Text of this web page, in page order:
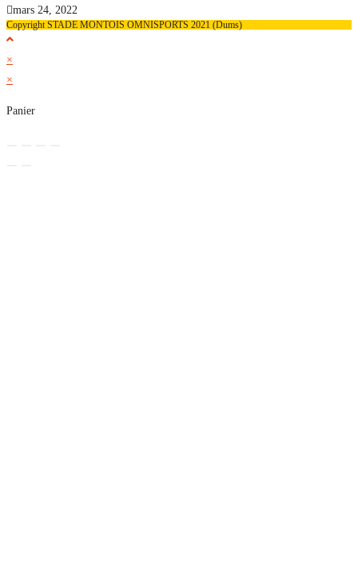
mars 24, 2022
Copyright STADE MONTOIS OMNISPORTS 2021 (Dums)
×
×
Panier